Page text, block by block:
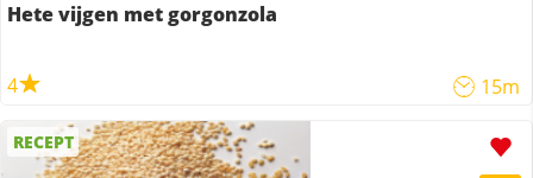
Hete vijgen met gorgonzola
4 15m
RECEPT